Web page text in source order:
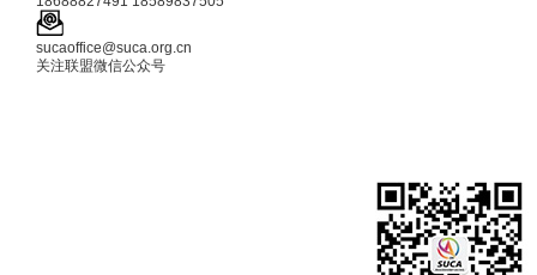
sucaoffice@suca.org.cn
关注联盟微信公众号